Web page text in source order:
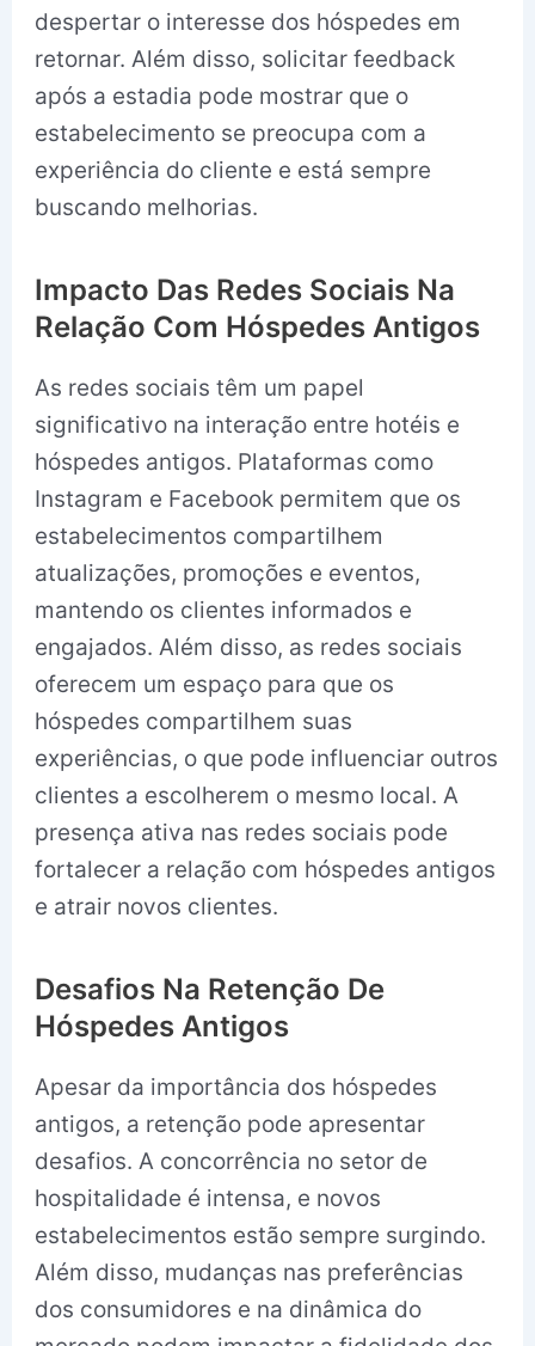
despertar o interesse dos hóspedes em
retornar. Além disso, solicitar feedback
após a estadia pode mostrar que o
estabelecimento se preocupa com a
experiência do cliente e está sempre
buscando melhorias.
Impacto Das Redes Sociais Na
Relação Com Hóspedes Antigos
As redes sociais têm um papel
significativo na interação entre hotéis e
hóspedes antigos. Plataformas como
Instagram e Facebook permitem que os
estabelecimentos compartilhem
atualizações, promoções e eventos,
mantendo os clientes informados e
engajados. Além disso, as redes sociais
oferecem um espaço para que os
hóspedes compartilhem suas
experiências, o que pode influenciar outros
clientes a escolherem o mesmo local. A
presença ativa nas redes sociais pode
fortalecer a relação com hóspedes antigos
e atrair novos clientes.
Desafios Na Retenção De
Hóspedes Antigos
Apesar da importância dos hóspedes
antigos, a retenção pode apresentar
desafios. A concorrência no setor de
hospitalidade é intensa, e novos
estabelecimentos estão sempre surgindo.
Além disso, mudanças nas preferências
dos consumidores e na dinâmica do